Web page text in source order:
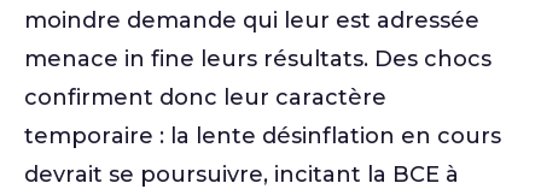
moindre demande qui leur est adressée
menace in fine leurs résultats. Des chocs
confirment donc leur caractère
temporaire : la lente désinflation en cours
devrait se poursuivre, incitant la BCE à